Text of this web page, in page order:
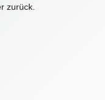
zurück.